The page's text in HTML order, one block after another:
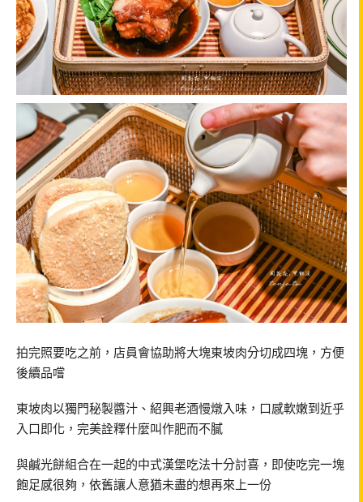
拍完照要吃之前，店員會協助將大塊東坡肉分切成四塊，方便
後續品嚐
東坡肉以獨門秘製醬汁、紹興老酒慢燉入味，口感軟嫩到近乎
入口即化，完美詮釋什麼叫作肥而不膩
與鹹光餅組合在一起的中式漢堡吃法十分討喜，即使吃完一塊
飽足感很夠，依舊讓人意猶未盡的想再來上一份